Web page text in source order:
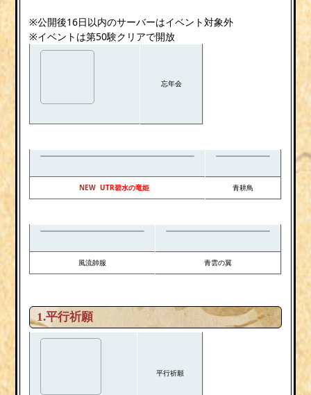
※公開後16日以内のサーバーはイベント対象外
※イベントは第50験クリアで開放
忘年会
NEW UTR碧水の竜姫 青耕鳥
風流帥服 青雲の翼
1.平行祈願
平行祈願